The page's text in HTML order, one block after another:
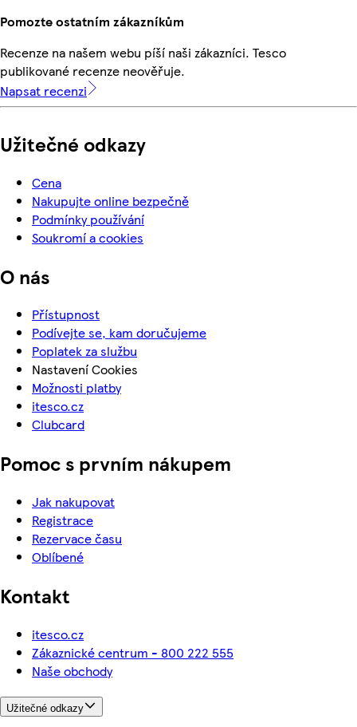
Pomozte ostatním zákazníkům
Recenze na našem webu píší naši zákazníci. Tesco
publikované recenze neověřuje.
Napsat recenzi
Užitečné odkazy
Cena
Nakupujte online bezpečně
Podmínky používání
Soukromí a cookies
O nás
Přístupnost
Podívejte se, kam doručujeme
Poplatek za službu
Nastavení Cookies
Možnosti platby
itesco.cz
Clubcard
Pomoc s prvním nákupem
Jak nakupovat
Registrace
Rezervace času
Oblíbené
Kontakt
itesco.cz
Zákaznické centrum - 800 222 555
Naše obchody
Užitečné odkazy